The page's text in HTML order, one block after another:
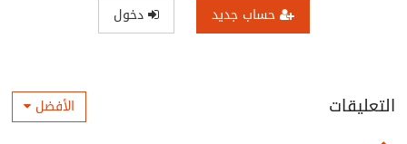
حساب جديد دخول
التعليقات الأفضل